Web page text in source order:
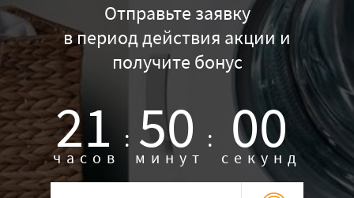
Отправьте заявку
в период действия акции и
получите бонус
21 :
часов 49 :
минут 59
секунд